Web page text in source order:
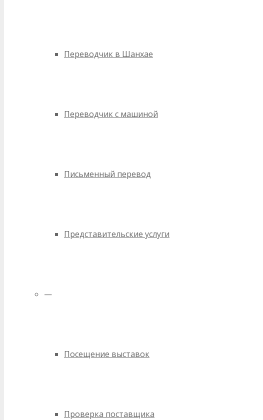
Переводчик в Шанхае
Переводчик с машиной
Письменный перевод
Представительские услуги
—
Посещение выставок
Проверка поставщика